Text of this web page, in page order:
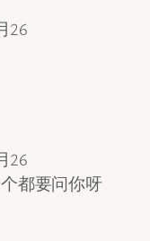
26
26
都要问你呀